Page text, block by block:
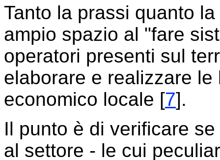
Tanto la prassi quanto
ampio spazio al "fare
operatori presenti sul
elaborare e realizzare
economico locale [7].
Il punto è di verificare
al settore - le cui